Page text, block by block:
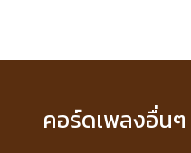
คอร์ดเพลงอื่น